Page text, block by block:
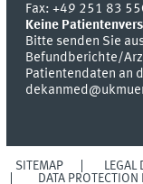
Fax:+49 251 83
Keine
Bitte senden Sie
Befundberichte/
Patientendaten an
SITEMAP
DATA PROTECTION